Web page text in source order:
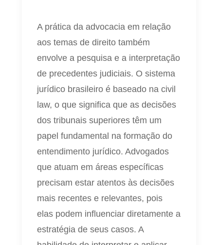
A prática da advocacia em relação
aos temas de direito também
envolve a pesquisa e a interpretação
de precedentes judiciais. O sistema
jurídico brasileiro é baseado na civil
law, o que significa que as decisões
dos tribunais superiores têm um
papel fundamental na formação do
entendimento jurídico. Advogados
que atuam em áreas específicas
precisam estar atentos às decisões
mais recentes e relevantes, pois
elas podem influenciar diretamente a
estratégia de seus casos. A